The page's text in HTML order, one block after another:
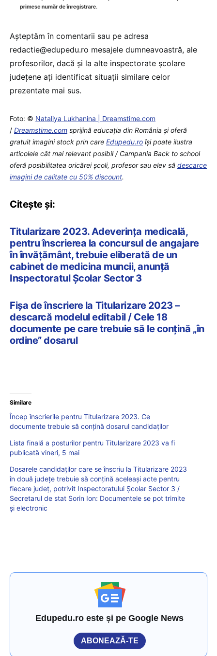
Așteptăm în comentarii sau pe adresa
redactie@edupedu.ro mesajele dumneavoastră, ale
profesorilor, dacă și la alte inspectorate școlare
județene ați identificat situații similare celor
prezentate mai sus.
Foto: © Nataliya Lukhanina | Dreamstime.com
/ Dreamstime.com sprijină educaţia din România şi oferă
gratuit imagini stock prin care Edupedu.ro îşi poate ilustra
articolele cât mai relevant posibil / Campania Back to school
oferă posibilitatea oricărei școli, profesor sau elev să descarce
imagini de calitate cu 50% discount.
Citește și:
Titularizare 2023. Adeverința medicală,
pentru înscrierea la concursul de angajare
în învățământ, trebuie eliberată de un
cabinet de medicina muncii, anunță
Inspectoratul Școlar Sector 3
Fișa de înscriere la Titularizare 2023 –
descarcă modelul editabil / Cele 18
documente pe care trebuie să le conțină „în
ordine” dosarul
Similare
Încep înscrierile pentru Titularizare 2023. Ce
documente trebuie să conțină dosarul candidaților
Lista finală a posturilor pentru Titularizare 2023 va fi
publicată vineri, 5 mai
Dosarele candidaților care se înscriu la Titularizare 2023
în două județe trebuie să conțină aceleași acte pentru
fiecare județ, potrivit Inspectoratului Școlar Sector 3 /
Secretarul de stat Sorin Ion: Documentele se pot trimite
și electronic
Edupedu.ro este și pe Google News
ABONEAZĂ-TE